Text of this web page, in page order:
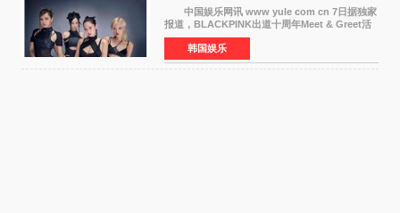
中国娱乐网讯 www yule com cn 7日据独家
报道，BLACKPINK出道十周年Meet & Greet活
动将由智秀、ROS&Eacute;、JENNIE出席，
LISA将缺席。 此前BLACKPINK所属社YG并
未为组合出道十周年做
韩国娱乐